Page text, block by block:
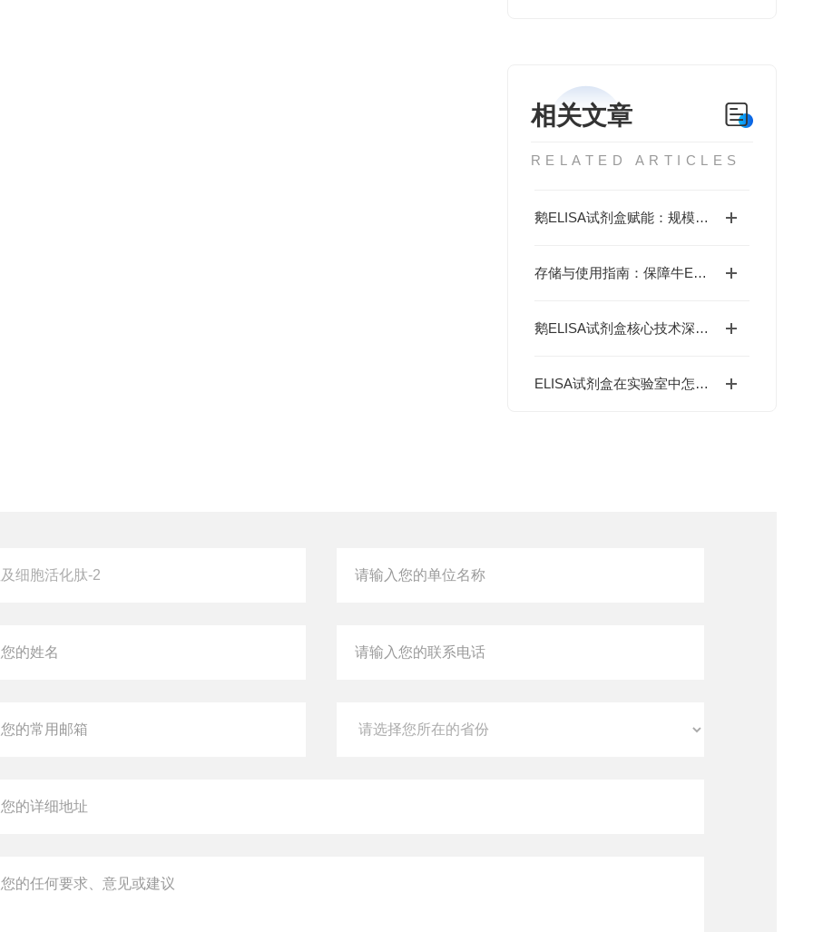
相关文章
RELATED ARTICLES
鹅ELISA试剂盒赋能：规模化养殖中的疫病动态监测体系
存储与使用指南：保障牛ELISA试剂盒检测性能的关键措施
鹅ELISA试剂盒核心技术深度解析：如何实现鹅源抗体与抗原的高特异性检测及精准定量分析？
ELISA试剂盒在实验室中怎么用